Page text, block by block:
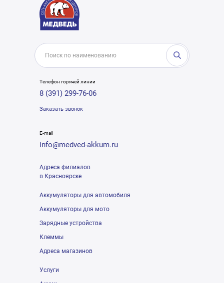
Телефон горячей линии
8 (391) 299-76-06
Заказать звонок
E-mail
info@medved-akkum.ru
Адреса филиалов
в Красноярске
Аккумуляторы для автомобиля
Аккумуляторы для мото
Зарядные устройства
Клеммы
Адреса магазинов
Услуги